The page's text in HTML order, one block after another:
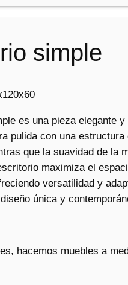
simple
es una pieza elegante
pulida con una
que la suavidad de la
maximiza el
versatilidad y
única y
hacemos muebles a